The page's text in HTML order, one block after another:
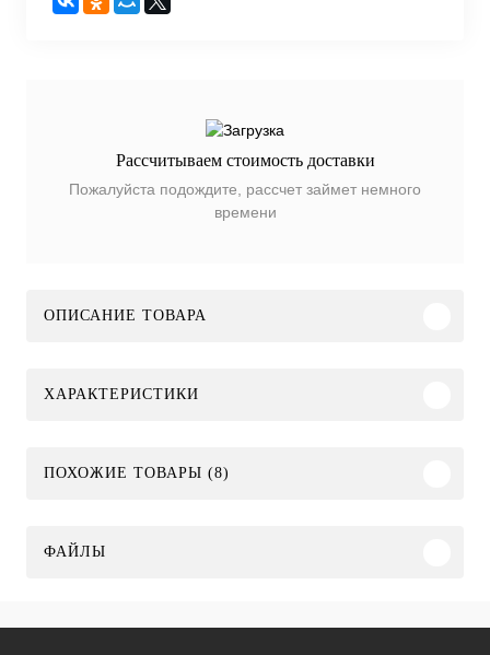
Рассчитываем стоимость доставки
Пожалуйста подождите, рассчет займет немного
времени
ОПИСАНИЕ ТОВАРА
ХАРАКТЕРИСТИКИ
ПОХОЖИЕ ТОВАРЫ (8)
ФАЙЛЫ